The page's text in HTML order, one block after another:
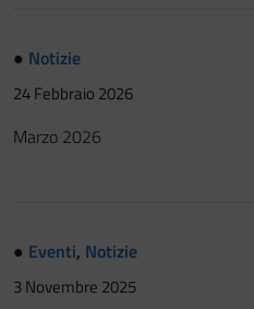
Festa del Racconto
● Notizie
24 Febbraio 2026
Marzo 2026
● Eventi, Notizie
3 Novembre 2025